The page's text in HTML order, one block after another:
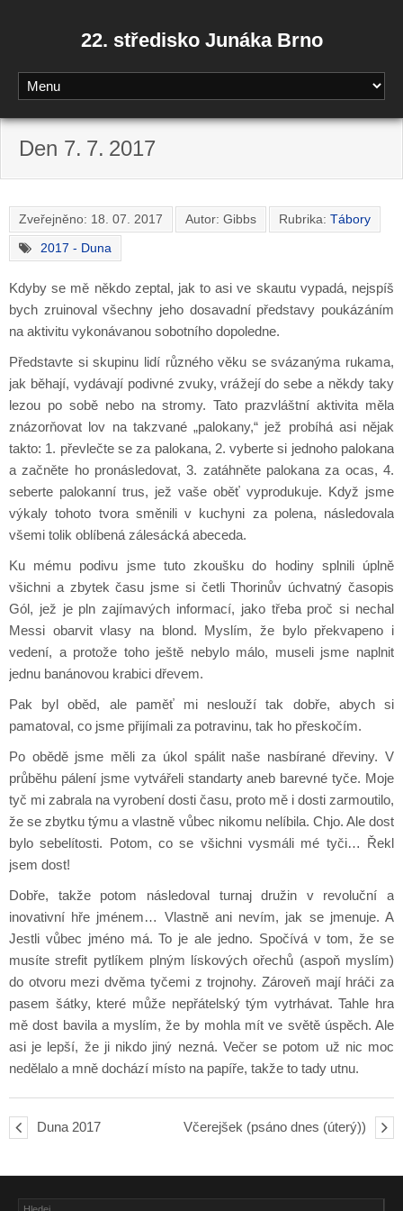
22. středisko Junáka Brno
Den 7. 7. 2017
Zveřejněno: 18. 07. 2017 Autor: Gibbs Rubrika: Tábory
2017 - Duna
Kdyby se mě někdo zeptal, jak to asi ve skautu vypadá, nejspíš
bych zruinoval všechny jeho dosavadní představy poukázáním
na aktivitu vykonávanou sobotního dopoledne.
Představte si skupinu lidí různého věku se svázanýma rukama,
jak běhají, vydávají podivné zvuky, vrážejí do sebe a někdy taky
lezou po sobě nebo na stromy. Tato prazvláštní aktivita měla
znázorňovat lov na takzvané „palokany,“ jež probíhá asi nějak
takto: 1. převlečte se za palokana, 2. vyberte si jednoho palokana
a začněte ho pronásledovat, 3. zatáhněte palokana za ocas, 4.
seberte palokanní trus, jež vaše oběť vyprodukuje. Když jsme
výkaly tohoto tvora směnili v kuchyni za polena, následovala
všemi tolik oblíbená zálesácká abeceda.
Ku mému podivu jsme tuto zkoušku do hodiny splnili úplně
všichni a zbytek času jsme si četli Thorinův úchvatný časopis
Gól, jež je pln zajímavých informací, jako třeba proč si nechal
Messi obarvit vlasy na blond. Myslím, že bylo překvapeno i
vedení, a protože toho ještě nebylo málo, museli jsme naplnit
jednu banánovou krabici dřevem.
Pak byl oběd, ale paměť mi neslouží tak dobře, abych si
pamatoval, co jsme přijímali za potravinu, tak ho přeskočím.
Po obědě jsme měli za úkol spálit naše nasbírané dřeviny. V
průběhu pálení jsme vytvářeli standarty aneb barevné tyče. Moje
tyč mi zabrala na vyrobení dosti času, proto mě i dosti zarmoutilo,
že se zbytku týmu a vlastně vůbec nikomu nelíbila. Chjo. Ale dost
bylo sebelítosti. Potom, co se všichni vysmáli mé tyči… Řekl
jsem dost!
Dobře, takže potom následoval turnaj družin v revoluční a
inovativní hře jménem… Vlastně ani nevím, jak se jmenuje. A
Jestli vůbec jméno má. To je ale jedno. Spočívá v tom, že se
musíte strefit pytlíkem plným lískových ořechů (aspoň myslím)
do otvoru mezi dvěma tyčemi z trojnohy. Zároveň mají hráči za
pasem šátky, které může nepřátelský tým vytrhávat. Tahle hra
mě dost bavila a myslím, že by mohla mít ve světě úspěch. Ale
asi je lepší, že ji nikdo jiný nezná. Večer se potom už nic moc
nedělalo a mně dochází místo na papíře, takže to tady utnu.
Duna 2017 Včerejšek (psáno dnes (úterý))